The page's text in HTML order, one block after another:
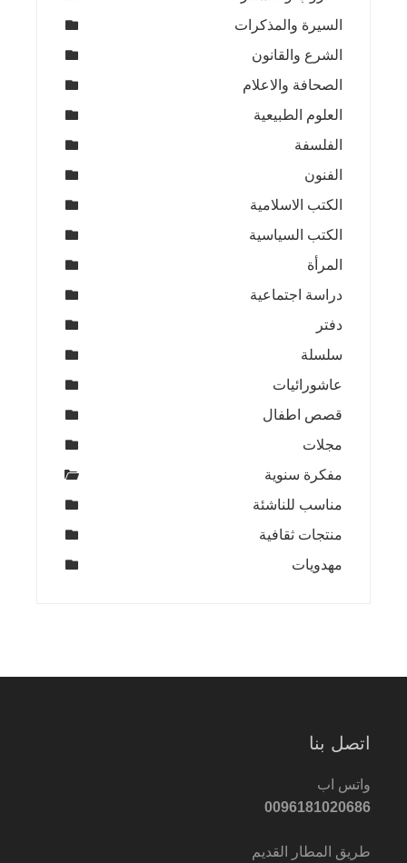
السيرة والمذكرات
الشرع والقانون
الصحافة والاعلام
العلوم الطبيعية
الفلسفة
الفنون
الكتب الاسلامية
الكتب السياسية
المرأة
دراسة اجتماعية
دفتر
سلسلة
عاشورائيات
قصص اطفال
مجلات
مفكرة سنوية
مناسب للناشئة
منتجات ثقافية
مهدويات
اتصل بنا
واتس اب
0096181020686
طريق المطار القديم